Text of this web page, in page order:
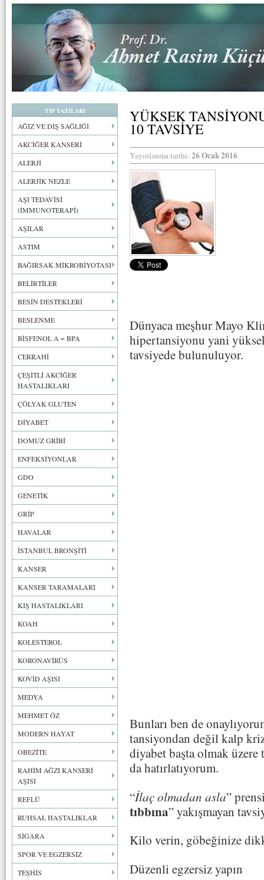
TIP YAZILARI
AĞIZ VE DİŞ SAĞLIĞI
AKCİĞER KANSERİ
ALERJİ
ALERJİK NEZLE
AŞI TEDAVİSİ
(İMMUNOTERAPİ)
AŞILAR
ASTIM
BAĞIRSAK MİKROBİYOTASI
BELİRTİLER
BESİN DESTEKLERİ
BESLENME
BİSFENOL A = BPA
CERRAHİ
ÇEŞİTLİ AKCİĞER
HASTALIKLARI
ÇÖLYAK GLUTEN
DİYABET
DOMUZ GRİBİ
ENFEKSİYONLAR
GDO
GENETİK
GRİP
HAVALAR
İSTANBUL BRONŞİTİ
KANSER
KANSER TARAMALARI
KIŞ HASTALIKLARI
KOAH
KOLESTEROL
KORONAVİRÜS
KOVİD AŞISI
MEDYA
MEHMET ÖZ
MODERN HAYAT
OBEZİTE
RAHİM AĞZI KANSERİ
AŞISI
REFLÜ
RUHSAL HASTALIKLAR
SİGARA
SPOR VE EGZERSİZ
TEŞHİS
YÜKSEK
10 TAVSİYE
Yayınlanma tarihi: 26 Ocak 2016
Dünyaca meşhur Mayo
hipertansiyonu yani
tavsiyede bulunuluyor.
Bunları ben de
tansiyondan değil kalp
diyabet başta olmak üzere
da hatırlatıyorum.
“İlaç olmadan asla”
tıbbına” yakışmayan
Kilo verin, göbeğinize
Düzenli egzersiz yapın